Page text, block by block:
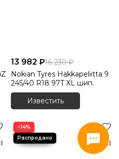
13 982 ₽16 230 ₽
Nokian Tyres Hakkapeliitta 9
245/40 R18 97T XL шип.
Известить
−14%